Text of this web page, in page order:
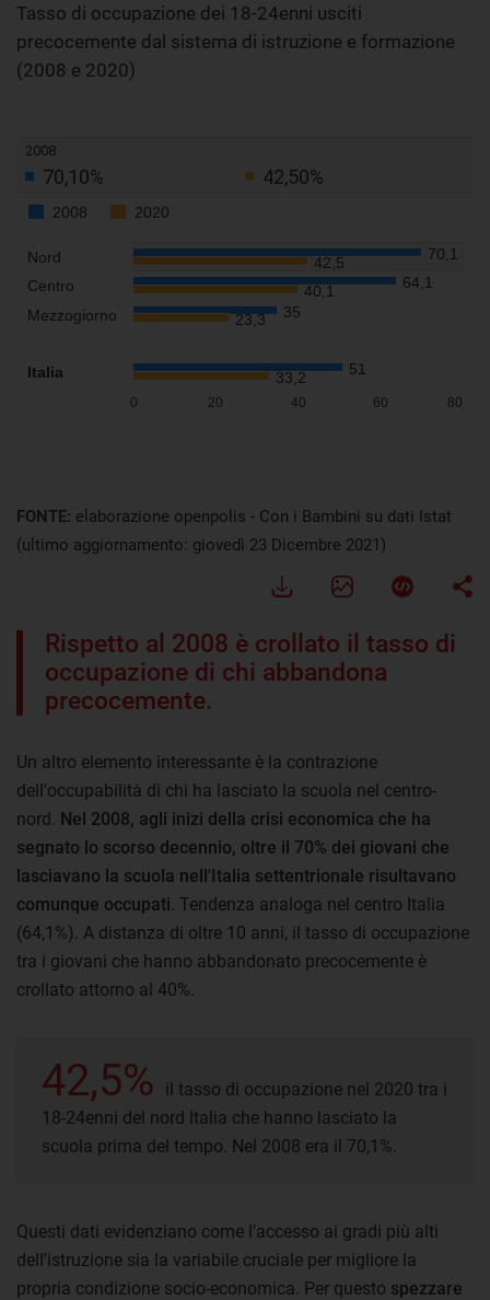
Tasso di occupazione dei 18-24enni usciti
precocemente dal sistema di istruzione e formazione
(2008 e 2020)
FONTE: elaborazione openpolis - Con i Bambini su dati Istat
(ultimo aggiornamento: giovedì 23 Dicembre 2021)
Rispetto al 2008 è crollato il tasso di
occupazione di chi abbandona
precocemente.
Un altro elemento interessante è la contrazione
dell'occupabilità di chi ha lasciato la scuola nel centro-
nord. Nel 2008, agli inizi della crisi economica che ha
segnato lo scorso decennio, oltre il 70% dei giovani che
lasciavano la scuola nell'Italia settentrionale risultavano
comunque occupati. Tendenza analoga nel centro Italia
(64,1%). A distanza di oltre 10 anni, il tasso di occupazione
tra i giovani che hanno abbandonato precocemente è
crollato attorno al 40%.
42,5%
il tasso di occupazione nel 2020 tra i
18-24enni del nord Italia che hanno lasciato la
scuola prima del tempo. Nel 2008 era il 70,1%.
Questi dati evidenziano come l'accesso ai gradi più alti
dell'istruzione sia la variabile cruciale per migliore la
propria condizione socio-economica. Per questo spezzare